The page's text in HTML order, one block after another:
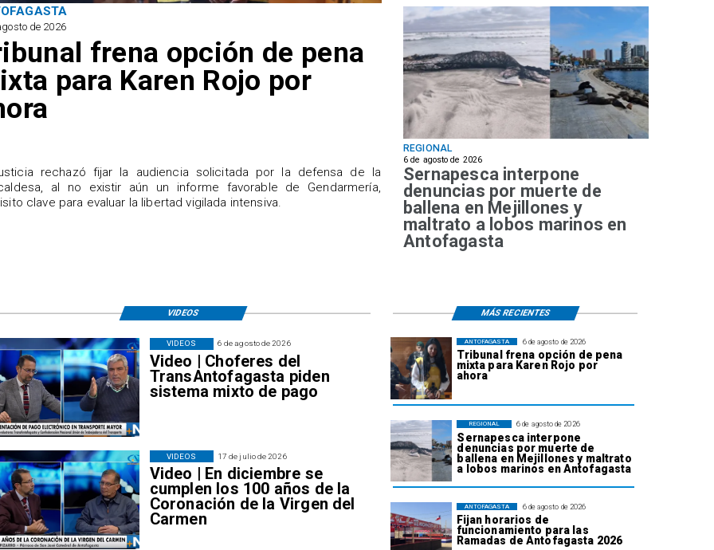
de 2026
frena opción de pena
para Karen Rojo por
rechazó fijar la audiencia solicitada por la defensa de la
al no existir aún un informe favorable de Gendarmería,
clave para evaluar la libertad vigilada intensiva.
REGIONAL
6 de agosto de 2026
Sernapesca interpone
denuncias por muerte de
ballena en Mejillones y
maltrato a lobos marinos en
Antofagasta
6 de agosto de 2026
Tribunal frena opción de pena
mixta para Karen Rojo por
ahora
ANTOFAGASTA
6 de agosto de 2026
Sernapesca interpone
denuncias por muerte de
ballena en Mejillones y maltrato
a lobos marinos en Antofagasta
REGIONAL
6 de agosto de 2026
Fijan horarios de
funcionamiento para las
Ramadas de Antofagasta 2026
ANTOFAGASTA
6 de agosto de 2026
Video | Choferes del
TransAntofagasta piden
sistema mixto de pago
VIDEOS
17 de julio de 2026
Video | En diciembre se
cumplen los 100 años de la
Coronación de la Virgen del
Carmen
VIDEOS
VIDEOS MÁS RECIENTES